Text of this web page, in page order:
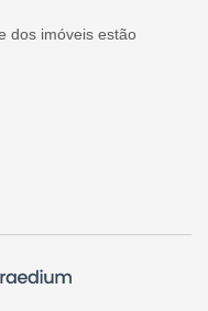
dos imóveis estão